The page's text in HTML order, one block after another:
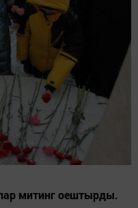
митинг оештырды.